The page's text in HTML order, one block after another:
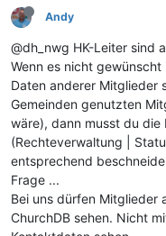
Andy
@dh_nwg HK-Leiter sind
Wenn es nicht
Daten anderer Mitglieder
Gemeinden genutzten
wäre), dann musst du
(Rechteverwaltung |
entsprechend
Frage ...
Bei uns dürfen Mitglieder
ChurchDB sehen. Nicht